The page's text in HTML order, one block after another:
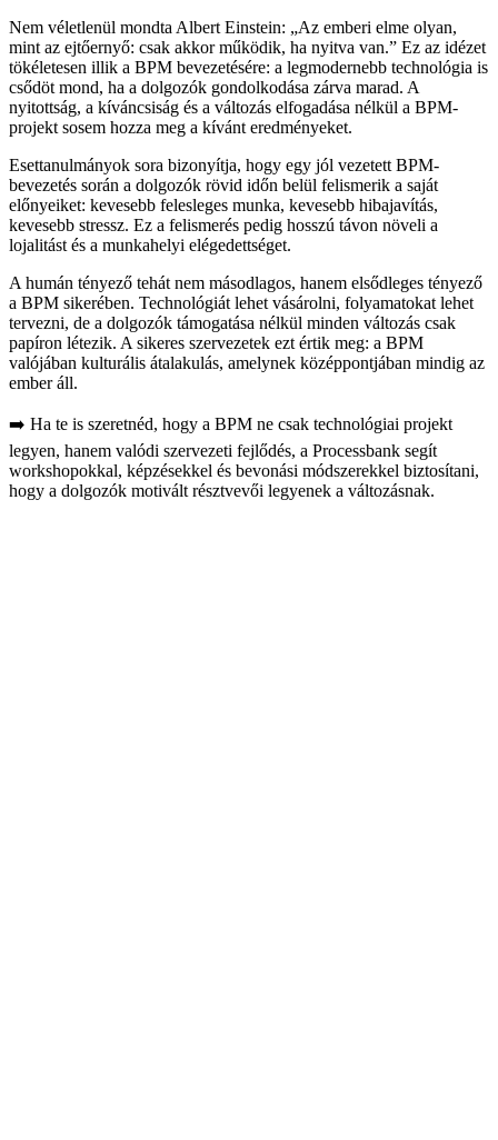
Nem véletlenül mondta Albert Einstein: „Az emberi elme olyan,
mint az ejtőernyő: csak akkor működik, ha nyitva van.” Ez az idézet
tökéletesen illik a BPM bevezetésére: a legmodernebb technológia is
csődöt mond, ha a dolgozók gondolkodása zárva marad. A
nyitottság, a kíváncsiság és a változás elfogadása nélkül a BPM-
projekt sosem hozza meg a kívánt eredményeket.
Esettanulmányok sora bizonyítja, hogy egy jól vezetett BPM-
bevezetés során a dolgozók rövid időn belül felismerik a saját
előnyeiket: kevesebb felesleges munka, kevesebb hibajavítás,
kevesebb stressz. Ez a felismerés pedig hosszú távon növeli a
lojalitást és a munkahelyi elégedettséget.
A humán tényező tehát nem másodlagos, hanem elsődleges tényező
a BPM sikerében. Technológiát lehet vásárolni, folyamatokat lehet
tervezni, de a dolgozók támogatása nélkül minden változás csak
papíron létezik. A sikeres szervezetek ezt értik meg: a BPM
valójában kulturális átalakulás, amelynek középpontjában mindig az
ember áll.
➡️ Ha te is szeretnéd, hogy a BPM ne csak technológiai projekt
legyen, hanem valódi szervezeti fejlődés, a Processbank segít
workshopokkal, képzésekkel és bevonási módszerekkel biztosítani,
hogy a dolgozók motivált résztvevői legyenek a változásnak.